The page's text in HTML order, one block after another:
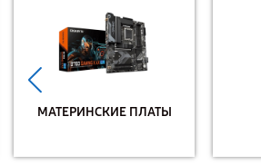
МАТЕРИНСКИЕ ПЛАТЫ